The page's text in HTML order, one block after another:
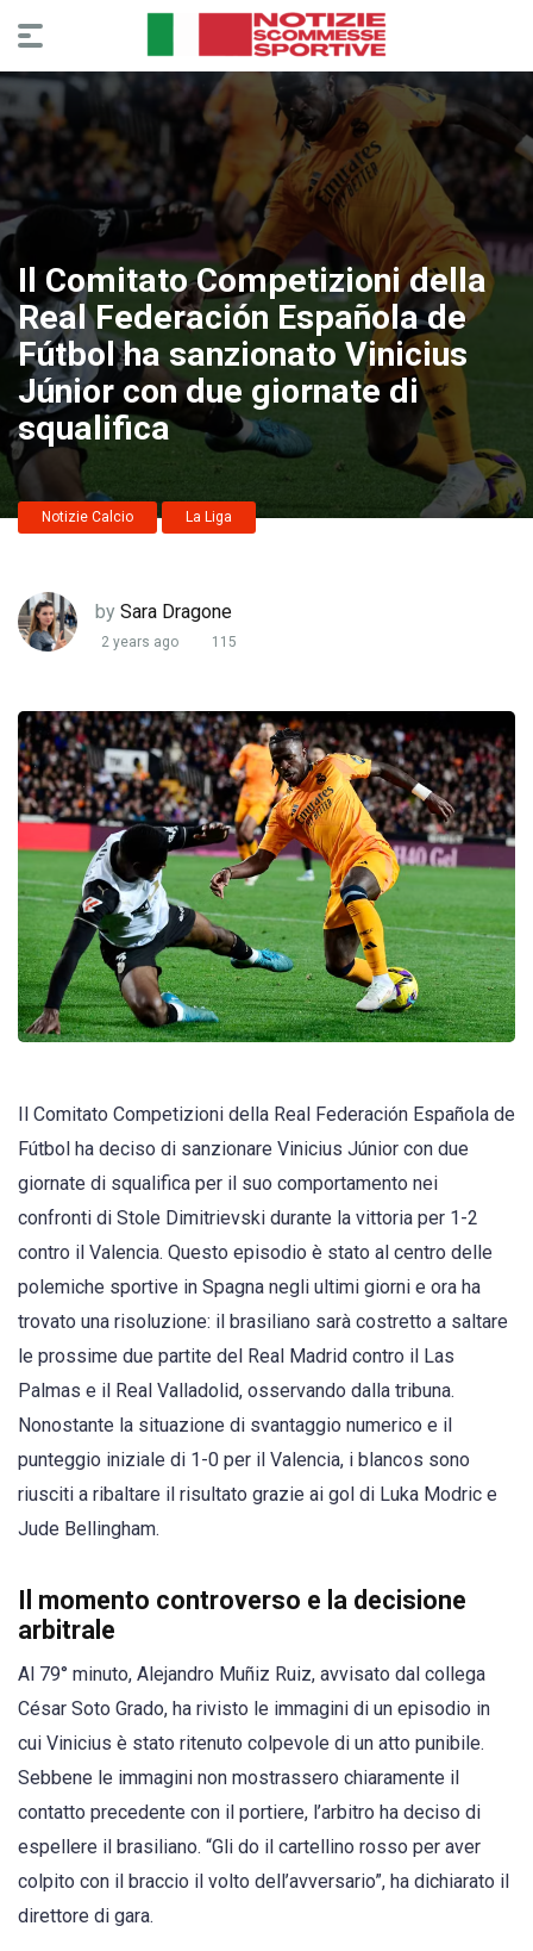
Il Comitato Competizioni della
Real Federación Española de
Fútbol ha sanzionato Vinicius
Júnior con due giornate di
squalifica
Notizie Calcio La Liga
by Sara Dragone
2 years ago 115
Il Comitato Competizioni della Real Federación Española de
Fútbol ha deciso di sanzionare Vinicius Júnior con due
giornate di squalifica per il suo comportamento nei
confronti di Stole Dimitrievski durante la vittoria per 1-2
contro il Valencia. Questo episodio è stato al centro delle
polemiche sportive in Spagna negli ultimi giorni e ora ha
trovato una risoluzione: il brasiliano sarà costretto a saltare
le prossime due partite del Real Madrid contro il Las
Palmas e il Real Valladolid, osservando dalla tribuna.
Nonostante la situazione di svantaggio numerico e il
punteggio iniziale di 1-0 per il Valencia, i blancos sono
riusciti a ribaltare il risultato grazie ai gol di Luka Modric e
Jude Bellingham.
Il momento controverso e la decisione
arbitrale
Al 79° minuto, Alejandro Muñiz Ruiz, avvisato dal collega
César Soto Grado, ha rivisto le immagini di un episodio in
cui Vinicius è stato ritenuto colpevole di un atto punibile.
Sebbene le immagini non mostrassero chiaramente il
contatto precedente con il portiere, l’arbitro ha deciso di
espellere il brasiliano. “Gli do il cartellino rosso per aver
colpito con il braccio il volto dell’avversario”, ha dichiarato il
direttore di gara.